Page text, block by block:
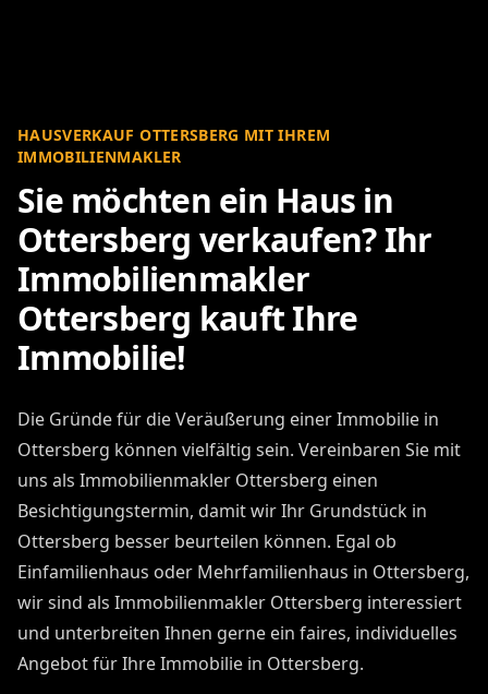
HAUSVERKAUF OTTERSBERG MIT IHREM
IMMOBILIENMAKLER
Sie möchten ein Haus in
Ottersberg verkaufen? Ihr
Immobilienmakler
Ottersberg kauft Ihre
Immobilie!
Die Gründe für die Veräußerung einer Immobilie in
Ottersberg können vielfältig sein. Vereinbaren Sie mit
uns als Immobilienmakler Ottersberg einen
Besichtigungstermin, damit wir Ihr Grundstück in
Ottersberg besser beurteilen können. Egal ob
Einfamilienhaus oder Mehrfamilienhaus in Ottersberg,
wir sind als Immobilienmakler Ottersberg interessiert
und unterbreiten Ihnen gerne ein faires, individuelles
Angebot für Ihre Immobilie in Ottersberg.